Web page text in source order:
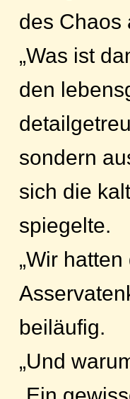
des Chaos
„Was ist
den
sondern
sich die
spiegelte.
„Wir
beiläufig.
„Und